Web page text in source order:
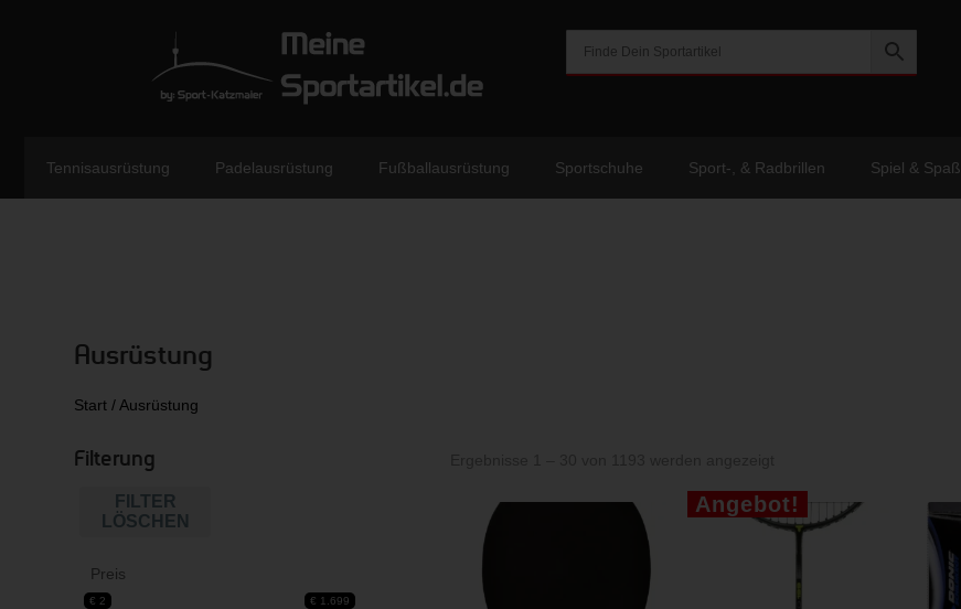
Tennisausrüstung Padelausrüstung Fußballausrüstung Sportschuhe Sport-, & Radbrillen Spiel & Spaß
Ausrüstung
Start / Ausrüstung
Filterung
FILTER
LÖSCHEN
Preis
€ 2 € 1.699
sortiert
Angebot!